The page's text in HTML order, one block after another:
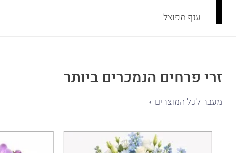
ענף מפוצל
זרי פרחים הנמכרים ביותר
מעבר לכל המוצרים